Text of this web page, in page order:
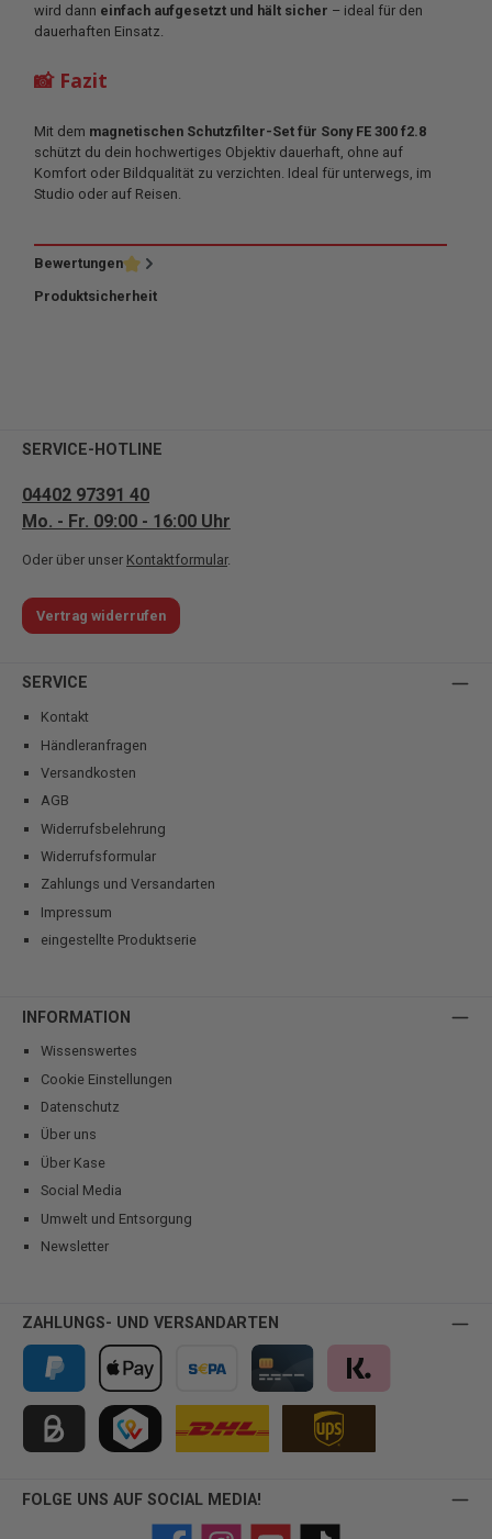
wird dann einfach aufgesetzt und hält sicher – ideal für den
dauerhaften Einsatz.
📸 Fazit
Mit dem magnetischen Schutzfilter-Set für Sony FE 300 f2.8
schützt du dein hochwertiges Objektiv dauerhaft, ohne auf
Komfort oder Bildqualität zu verzichten. Ideal für unterwegs, im
Studio oder auf Reisen.
Bewertungen
Produktsicherheit
SERVICE-HOTLINE
04402 97391 40
Mo. - Fr. 09:00 - 16:00 Uhr
Oder über unser Kontaktformular.
Vertrag widerrufen
SERVICE
Kontakt
Händleranfragen
Versandkosten
AGB
Widerrufsbelehrung
Widerrufsformular
Zahlungs und Versandarten
Impressum
eingestellte Produktserie
INFORMATION
Wissenswertes
Cookie Einstellungen
Datenschutz
Über uns
Über Kase
Social Media
Umwelt und Entsorgung
Newsletter
ZAHLUNGS- UND VERSANDARTEN
PayPal Apple Pay Vorkasse Kreditkarte Klarna
FOLGE UNS AUF SOCIAL MEDIA!